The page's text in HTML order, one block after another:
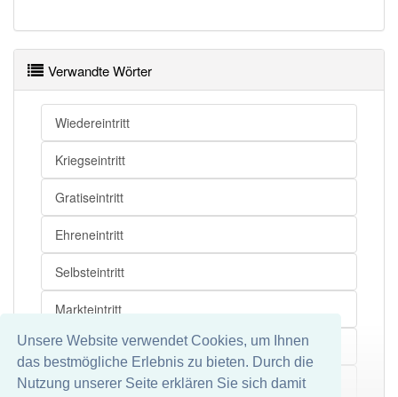
Unsere Website verwendet Cookies, um Ihnen
das bestmögliche Erlebnis zu bieten. Durch die
Nutzung unserer Seite erklären Sie sich damit
Verwandte Wörter
Wiedereintritt
Kriegseintritt
Gratiseintritt
Ehreneintritt
Selbsteintritt
Markteintritt
Lufteintritt
Rechtseintritt